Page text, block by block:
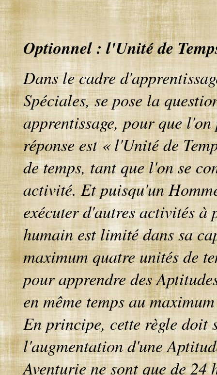
Optionnel : l'Unité de
Dans le cadre
Spéciales, se pose la
apprentissage, pour que
réponse est « l'Unité de
de temps, tant que l'on se
activité. Et puisqu'un
exécuter d'autres activités
humain est limité dans sa
maximum quatre unités de
pour apprendre des
en même temps au
En principe, cette règle doit
l'augmentation d'une
Aventurie ne sont que de